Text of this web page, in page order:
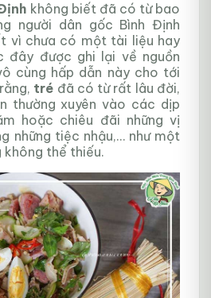
không biết đã có từ bao
người dân gốc Bình Định
vì chưa có một tài liệu hay
đây được ghi lại về nguồn
cùng hấp dẫn này cho tới
tré đã có từ rất lâu đời,
thường xuyên vào các dịp
hoặc chiêu đãi những vị
những tiệc nhậu,… như một
không thể thiếu.